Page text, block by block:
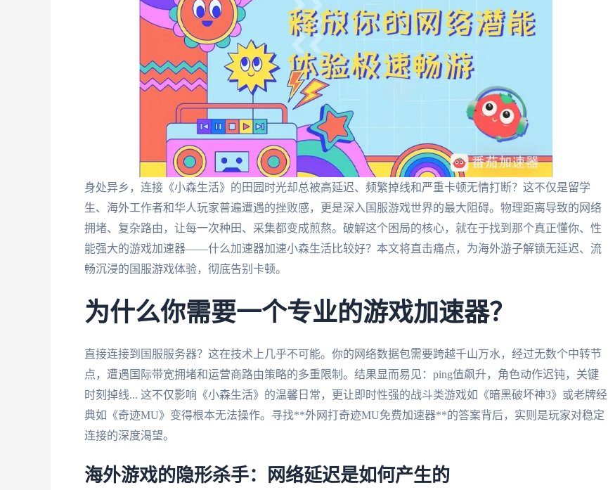
身处异乡，连接《小森生活》的田园时光却总被高延迟、频繁掉线和严重卡顿无情打断？这不仅是留学
生、海外工作者和华人玩家普遍遭遇的挫败感，更是深入国服游戏世界的最大阻碍。物理距离导致的网络
拥堵、复杂路由，让每一次种田、采集都变成煎熬。破解这个困局的核心，就在于找到那个真正懂你、性
能强大的游戏加速器——什么加速器加速小森生活比较好？本文将直击痛点，为海外游子解锁无延迟、流
畅沉浸的国服游戏体验，彻底告别卡顿。
为什么你需要一个专业的游戏加速器？
直接连接到国服服务器？这在技术上几乎不可能。你的网络数据包需要跨越千山万水，经过无数个中转节
点，遭遇国际带宽拥堵和运营商路由策略的多重限制。结果显而易见：ping值飙升，角色动作迟钝，关键
时刻掉线... 这不仅影响《小森生活》的温馨日常，更让即时性强的战斗类游戏如《暗黑破坏神3》或老牌经
典如《奇迹MU》变得根本无法操作。寻找**外网打奇迹MU免费加速器**的答案背后，实则是玩家对稳定
连接的深度渴望。
海外游戏的隐形杀手：网络延迟是如何产生的